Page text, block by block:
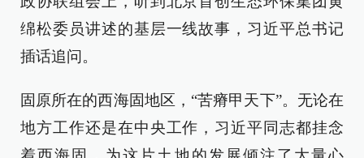
绵松委员讲述的基层一线故事，习近平总书记
插话追问。
固原所在的西海固地区，“苦瘠甲天下”。无论在
地方工作还是在中央工作，习近平同志都挂念